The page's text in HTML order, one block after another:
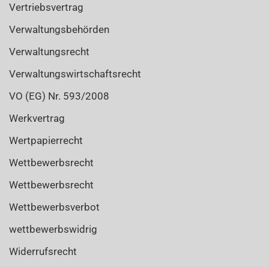
Vertriebsvertrag
Verwaltungsbehörden
Verwaltungsrecht
Verwaltungswirtschaftsrecht
VO (EG) Nr. 593/2008
Werkvertrag
Wertpapierrecht
Wettbewerbsrecht
Wettbewerbsrecht
Wettbewerbsverbot
wettbewerbswidrig
Widerrufsrecht